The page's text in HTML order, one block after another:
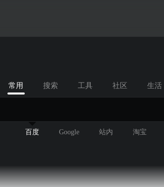
常用 搜索 工具 社区 生活
百度 Google 站内 淘宝